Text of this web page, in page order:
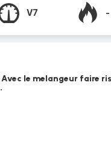
V7 -
le melangeur faire